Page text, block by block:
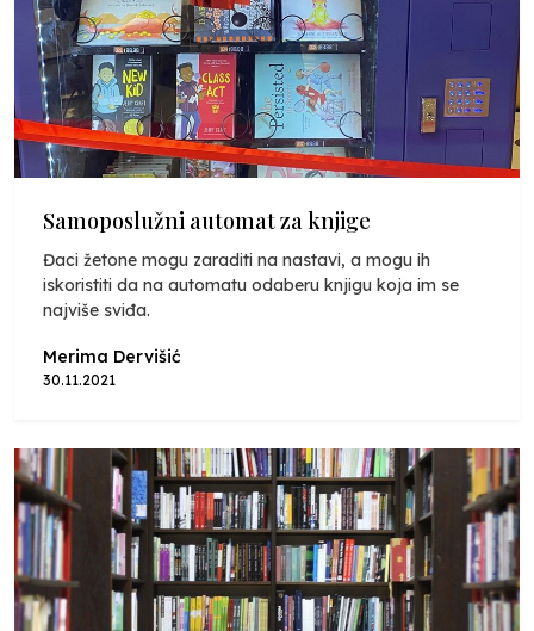
Samoposlužni automat za knjige
Đaci žetone mogu zaraditi na nastavi, a mogu ih
iskoristiti da na automatu odaberu knjigu koja im se
najviše sviđa.
Merima Dervišić
30.11.2021